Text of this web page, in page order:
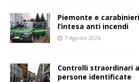
Piemonte e
l’intesa anti incendi
7 Agosto 2026
Controlli straordinari
persone identificate